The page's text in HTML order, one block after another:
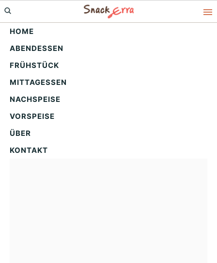
Skip
to
primary
navigation
Skip
to
main
content
Skip
to
primary
sidebar
HOME
ABENDESSEN
FRÜHSTÜCK
MITTAGESSEN
NACHSPEISE
VORSPEISE
ÜBER
KONTAKT
Cranberry-Apfel-
Rindergulasch: Herzhaft
& fruchtig genießen